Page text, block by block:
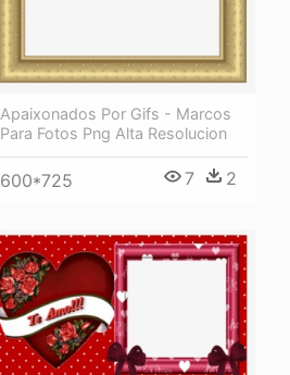
Apaixonados Por Gifs - Marcos
Para Fotos Png Alta Resolucion
600*725 7 2